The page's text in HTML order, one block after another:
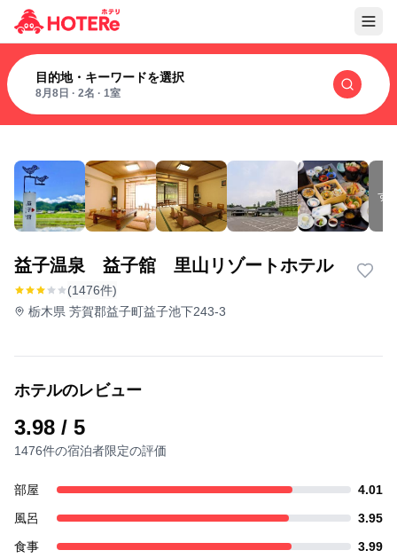
目的地・キーワードを選択
8月8日 · 2名 · 1室
す
益子温泉 益子舘 里山リゾートホテル
(1476件)
栃木県 芳賀郡益子町益子池下243-3
ホテルのレビュー
3.98 / 5
1476件の宿泊者限定の評価
部屋
4.01
風呂
3.95
食事
3.99